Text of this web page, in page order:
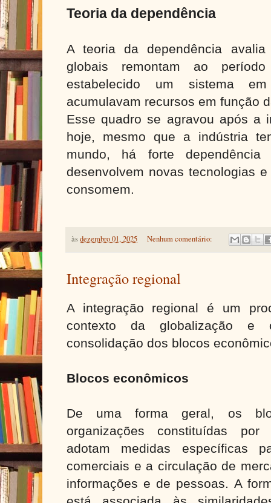
Teoria da dependência
A teoria da dependência
globais remontam ao
estabelecido um sistema
acumulavam recursos em função
Esse quadro se agravou após a
hoje, mesmo que a indústria
mundo, há forte
desenvolvem novas tecnologias
consomem.
àsdezembro 01, 2025 Nenhum comentário:
Integração regional
A integração regional é um
contexto da globalização
consolidação dos blocos
Blocos econômicos
De uma forma geral, os
organizações constituídas
adotam medidas específicas
comerciais e a circulação de
informações e de pessoas. A